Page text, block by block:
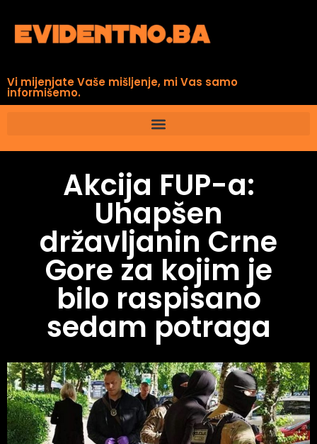
Vi mijenjate Vaše mišljenje, mi Vas samo
informišemo.
Akcija FUP-a:
Uhapšen
državljanin Crne
Gore za kojim je
bilo raspisano
sedam potraga